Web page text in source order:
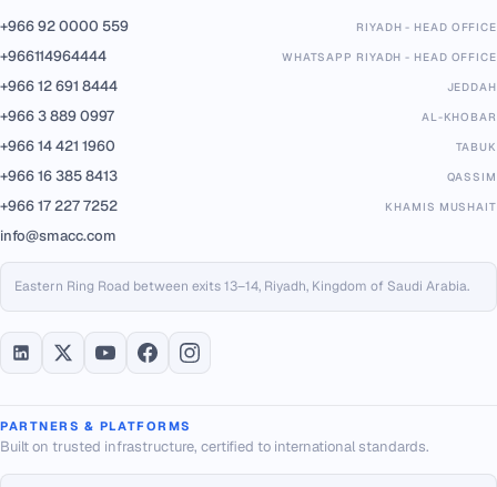
+966 92 0000 559 RIYADH - HEAD OFFICE
+966114964444 WHATSAPP RIYADH - HEAD OFFICE
+966 12 691 8444 JEDDAH
+966 3 889 0997 AL-KHOBAR
+966 14 421 1960 TABUK
+966 16 385 8413 QASSIM
+966 17 227 7252 KHAMIS MUSHAIT
info@smacc.com
Eastern Ring Road between exits 13–14, Riyadh, Kingdom of Saudi Arabia.
PARTNERS & PLATFORMS
Built on trusted infrastructure, certified to international standards.